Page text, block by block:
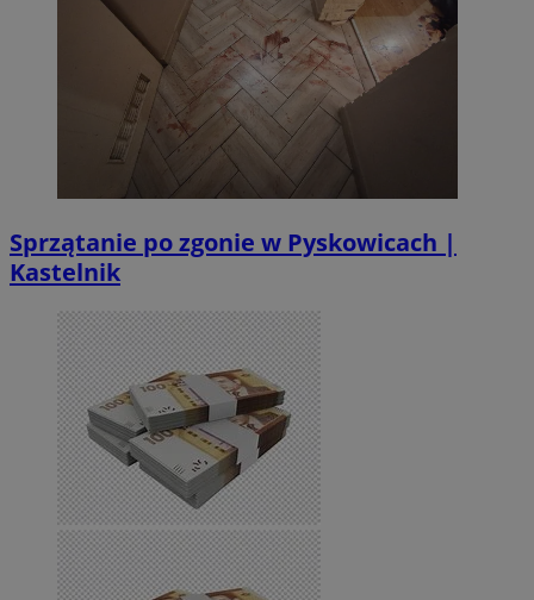
Sprzątanie po zgonie w Pyskowicach |
Kastelnik